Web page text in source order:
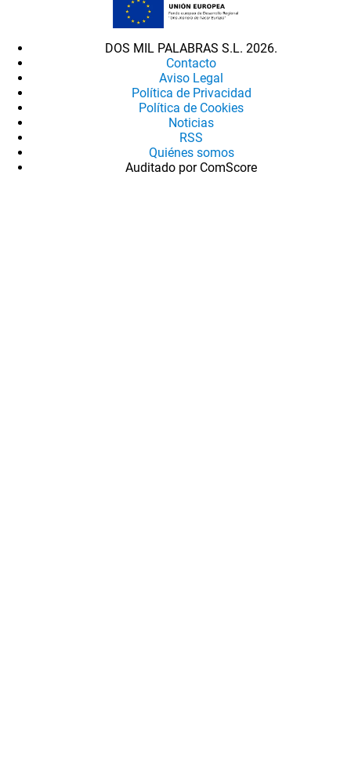
DOS MIL PALABRAS S.L. 2026.
Contacto
Aviso Legal
Política de Privacidad
Política de Cookies
Noticias
RSS
Quiénes somos
Auditado por ComScore